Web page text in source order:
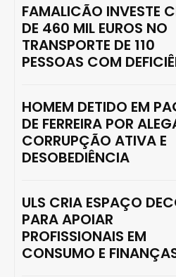
FAMALICÃO INVESTE
DE 460 MIL EUROS NO
TRANSPORTE DE 110
PESSOAS COM
HOMEM DETIDO EM
DE FERREIRA POR
CORRUPÇÃO ATIVA E
DESOBEDIÊNCIA
ULS CRIA ESPAÇO
PARA APOIAR
PROFISSIONAIS EM
CONSUMO E